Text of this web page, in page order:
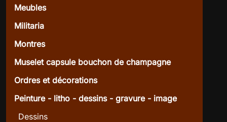
Meubles
Militaria
Montres
Muselet capsule bouchon de champagne
Ordres et décorations
Peinture - litho - dessins - gravure - image
Dessins